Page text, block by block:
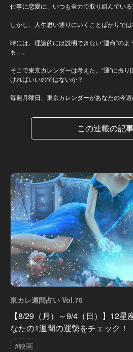
仕事に恋愛に、いつも全力で取り組んでいる
しかし、人生思い通りにいくことばかりでは
時には、理論的には説明できない“運命”の
も…。
そこで東京カレンダーは考えた。“運”に振
ければいいのではないか？
毎週月曜日、東京カレンダーがあなたの今
この連載の記
東カレ週間占い Vol.76
【8/29（月）～9/4（日）】12星
なたの1週間の運勢をチェック！
#映画